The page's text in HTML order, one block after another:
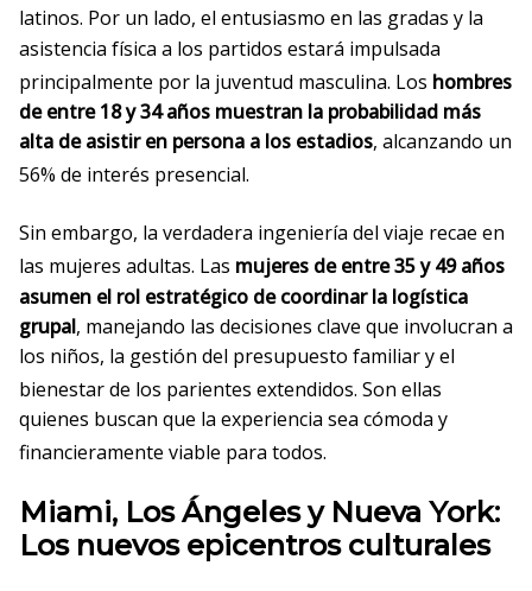
latinos. Por un lado, el entusiasmo en las gradas y la
asistencia física a los partidos estará impulsada
principalmente por la juventud masculina. Los hombres
de entre 18 y 34 años muestran la probabilidad más
alta de asistir en persona a los estadios, alcanzando un
56% de interés presencial.
Sin embargo, la verdadera ingeniería del viaje recae en
las mujeres adultas. Las mujeres de entre 35 y 49 años
asumen el rol estratégico de coordinar la logística
grupal, manejando las decisiones clave que involucran a
los niños, la gestión del presupuesto familiar y el
bienestar de los parientes extendidos. Son ellas
quienes buscan que la experiencia sea cómoda y
financieramente viable para todos.
Miami, Los Ángeles y Nueva York:
Los nuevos epicentros culturales